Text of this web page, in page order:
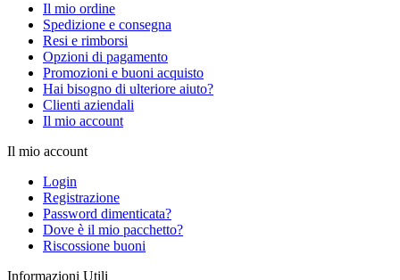
Il mio ordine
Spedizione e consegna
Resi e rimborsi
Opzioni di pagamento
Promozioni e buoni acquisto
Hai bisogno di ulteriore aiuto?
Clienti aziendali
Il mio account
Il mio account
Login
Registrazione
Password dimenticata?
Dove è il mio pacchetto?
Riscossione buoni
Informazioni Utili